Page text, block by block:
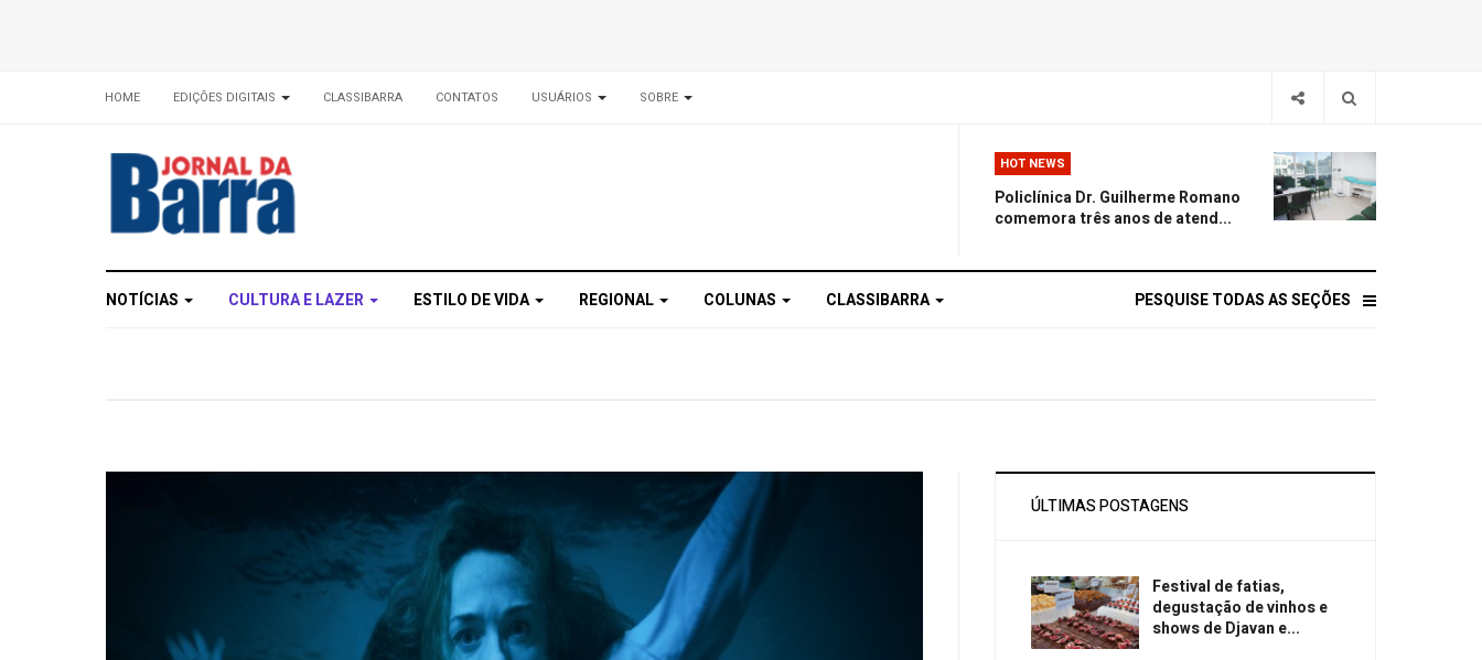
HOME EDIÇÕES DIGITAIS CLASSIBARRA CONTATOS USUÁRIOS SOBRE
HOT NEWS
Policlínica Dr. Guilherme Romano
comemora três anos de atend...
NOTÍCIAS CULTURA E LAZER ESTILO DE VIDA REGIONAL COLUNAS CLASSIBARRA PESQUISE TODAS AS SEÇÕES
ÚLTIMAS POSTAGENS
Festival de fatias,
degustação de vinhos e
shows de Djavan e...